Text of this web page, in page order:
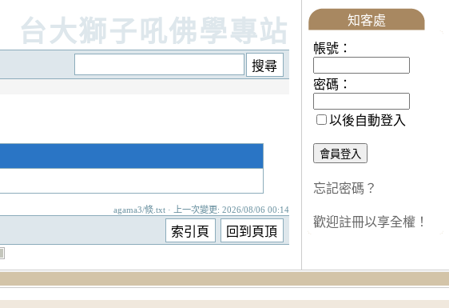
台大獅子吼佛學專站
agama3/倐.txt · 上一次變更: 2026/08/06 00:14
知客處
帳號：
密碼：
以後自動登入
忘記密碼？
歡迎註冊以享全權！